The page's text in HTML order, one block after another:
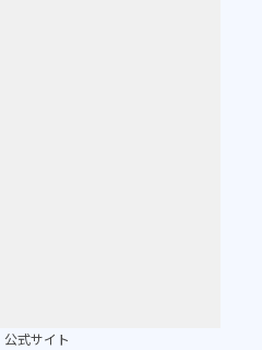
公式サイト